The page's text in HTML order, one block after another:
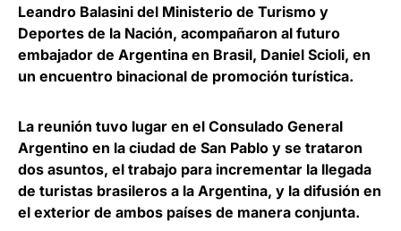
Leandro Balasini del Ministerio de Turismo y
Deportes de la Nación, acompañaron al futuro
embajador de Argentina en Brasil, Daniel Scioli, en
un encuentro binacional de promoción turística.
La reunión tuvo lugar en el Consulado General
Argentino en la ciudad de San Pablo y se trataron
dos asuntos, el trabajo para incrementar la llegada
de turistas brasileros a la Argentina, y la difusión en
el exterior de ambos países de manera conjunta.